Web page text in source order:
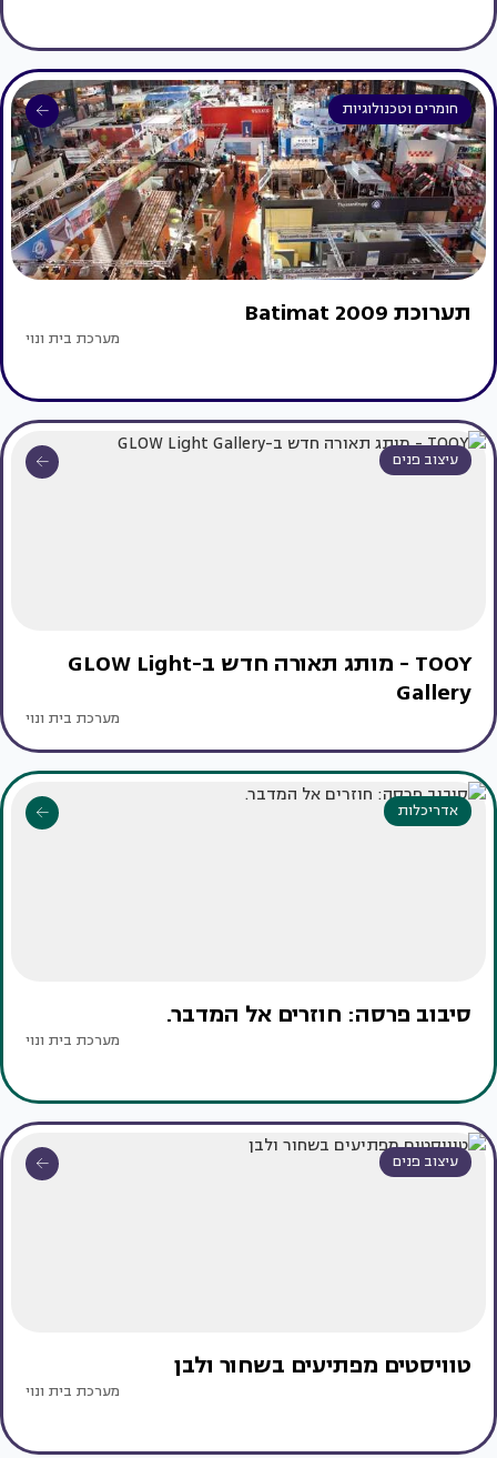
חומרים וטכנולוגיות
תערוכת Batimat 2009
מערכת בית ונוי
עיצוב פנים
TOOY - מותג תאורה חדש ב-GLOW Light
Gallery
מערכת בית ונוי
אדריכלות
סיבוב פרסה: חוזרים אל המדבר.
מערכת בית ונוי
עיצוב פנים
טוויסטים מפתיעים בשחור ולבן
מערכת בית ונוי